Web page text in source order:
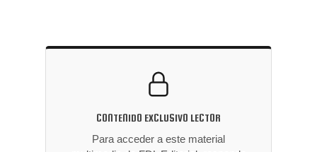
CONTENIDO EXCLUSIVO LECTOR
Para acceder a este material